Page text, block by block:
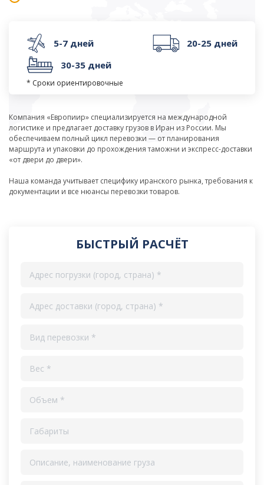
5-7 дней
20-25 дней
30-35 дней
* Сроки ориентировочные
Компания «Европиир» специализируется на международной
логистике и предлагает доставку грузов в Иран из России. Мы
обеспечиваем полный цикл перевозки — от планирования
маршрута и упаковки до прохождения таможни и экспресс-доставки
«от двери до двери».
Наша команда учитывает специфику иранского рынка, требования к
документации и все нюансы перевозки товаров.
БЫСТРЫЙ РАСЧЁТ